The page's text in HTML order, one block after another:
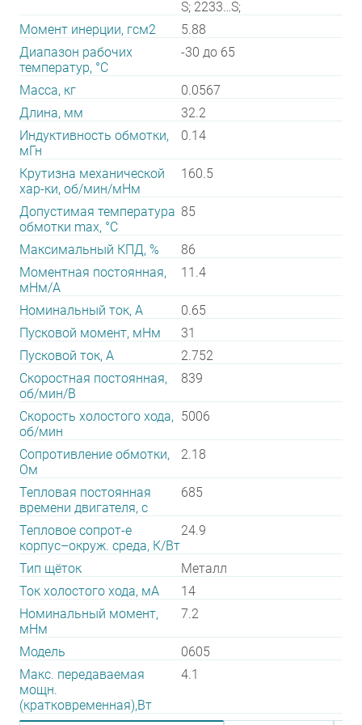
S; 2233…S;
Момент инерции, гсм2
5.88
Диапазон рабочих
температур, °С
-30 до 65
Масса, кг
0.0567
Длина, мм
32.2
Индуктивность обмотки,
мГн
0.14
Крутизна механической
хар-ки, об/мин/мНм
160.5
Допустимая температура
обмотки max, °С
85
Максимальный КПД, %
86
Моментная постоянная,
мНм/А
11.4
Номинальный ток, А
0.65
Пусковой момент, мНм
31
Пусковой ток, А
2.752
Скоростная постоянная,
об/мин/В
839
Скорость холостого хода,
об/мин
5006
Сопротивление обмотки,
Ом
2.18
Тепловая постоянная
времени двигателя, с
685
Тепловое сопрот-е
корпус–окруж. среда, К/Вт
24.9
Тип щёток
Металл
Ток холостого хода, мА
14
Номинальный момент,
мНм
7.2
Модель
0605
Макс. передаваемая
мощн.
(кратковременная),Вт
4.1